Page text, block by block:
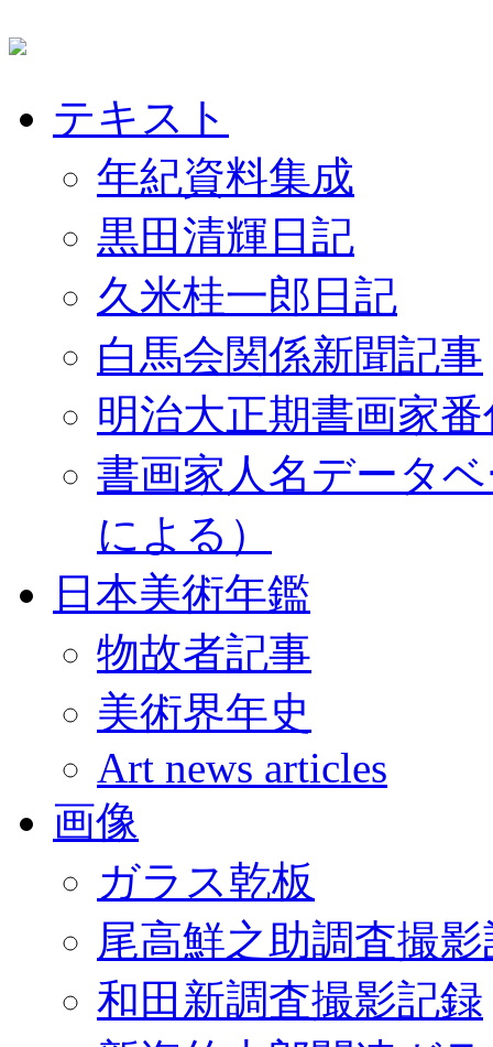
テキスト
年紀資料集成
黒田清輝日記
久米桂一郎日記
白馬会関係新聞記事
明治大正期書画家
書画家人名データ
による）
日本美術年鑑
物故者記事
美術界年史
Art news articles
画像
ガラス乾板
尾高鮮之助調査撮
和田新調査撮影記録